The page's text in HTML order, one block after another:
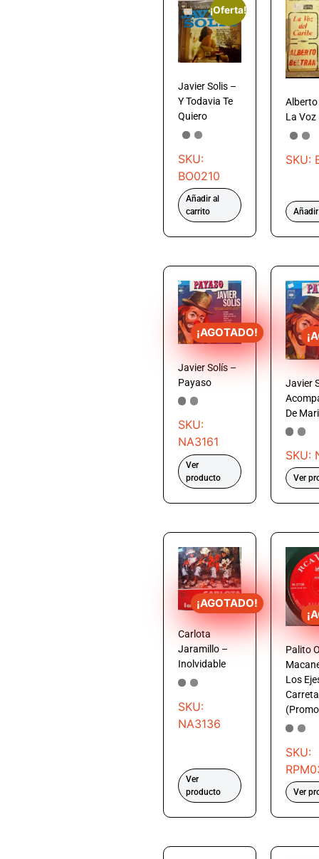
¡Oferta!
Javier Solis –
Y Todavia Te
Quiero
SKU:
BO0210
Añadir al
carrito
La Voz
SKU:
¡AGOTADO!
Javier Solís –
Payaso
SKU:
NA3161
Ver
producto
Javier
De
SKU:
Ver
¡AGOTADO!
Carlota
Jaramillo –
Inolvidable
SKU:
NA3136
Ver
producto
Palito
Los
Carreta
SKU:
Ver